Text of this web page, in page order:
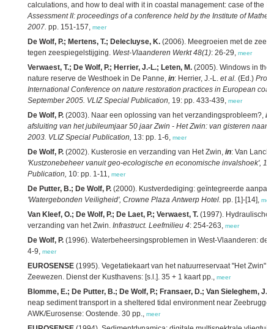
calculations, and how to deal with it in coastal management: case of the
Assessment II: proceedings of a conference held by the Institute of
2007. pp. 151-157, meer
De Wolf, P.; Mertens, T.; Delecluyse, K. (2006). Meegroeien met de zee:
tegen zeespiegelstijging. West-Vlaanderen Werkt 48(1): 26-29, meer
Verwaest, T.; De Wolf, P.; Herrier, J.-L.; Leten, M. (2005). Windows in the
nature reserve de Westhoek in De Panne, in: Herrier, J.-L. et al. (Ed.)
International Conference on nature restoration practices in European
September 2005. VLIZ Special Publication, 19: pp. 433-439, meer
De Wolf, P. (2003). Naar een oplossing van het verzandingsprobleem?, in
afsluiting van het jubileumjaar 50 jaar Zwin - Het Zwin: van gisteren naar
2003. VLIZ Special Publication, 13: pp. 1-6, meer
De Wolf, P. (2002). Kusterosie en verzanding van Het Zwin, in: Van
'Kustzonebeheer vanuit geo-ecologische en economische invalshoek',
Publication, 10: pp. 1-11, meer
De Putter, B.; De Wolf, P. (2000). Kustverdediging: geïntegreerde aanpak,
'Watergebonden Veiligheid', Crowne Plaza Antwerp Hotel. pp. [1]-[14],
Van Kleef, O.; De Wolf, P.; De Laet, P.; Verwaest, T. (1997). Hydraulische
verzanding van het Zwin. Infrastruct. Leefmilieu 4: 254-263, meer
De Wolf, P. (1996). Waterbeheersingsproblemen in West-Vlaanderen: de
4-9, meer
EUROSENSE (1995). Vegetatiekaart van het natuurreservaat "Het Zwin".
Zeewezen. Dienst der Kusthavens: [s.l.]. 35 + 1 kaart pp., meer
Blomme, E.; De Putter, B.; De Wolf, P.; Fransaer, D.; Van Sieleghem, J.;
neap sediment transport in a sheltered tidal environment near
AWK/Eurosense: Oostende. 30 pp., meer